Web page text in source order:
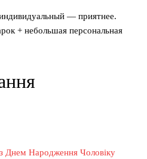
— приятнее.
+ небольшая персональная
Днем Народження Чоловіку